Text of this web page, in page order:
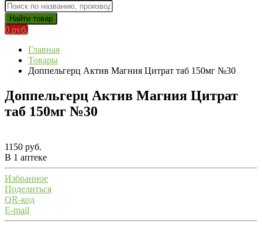
Найти товар
0 руб.
Главная
Товары
Доппельгерц Актив Магния Цитрат таб 150мг №30
Доппельгерц Актив Магния Цитрат
таб 150мг №30
1150 руб.
В 1 аптеке
Избранное
Поделиться
QR-код
E-mail